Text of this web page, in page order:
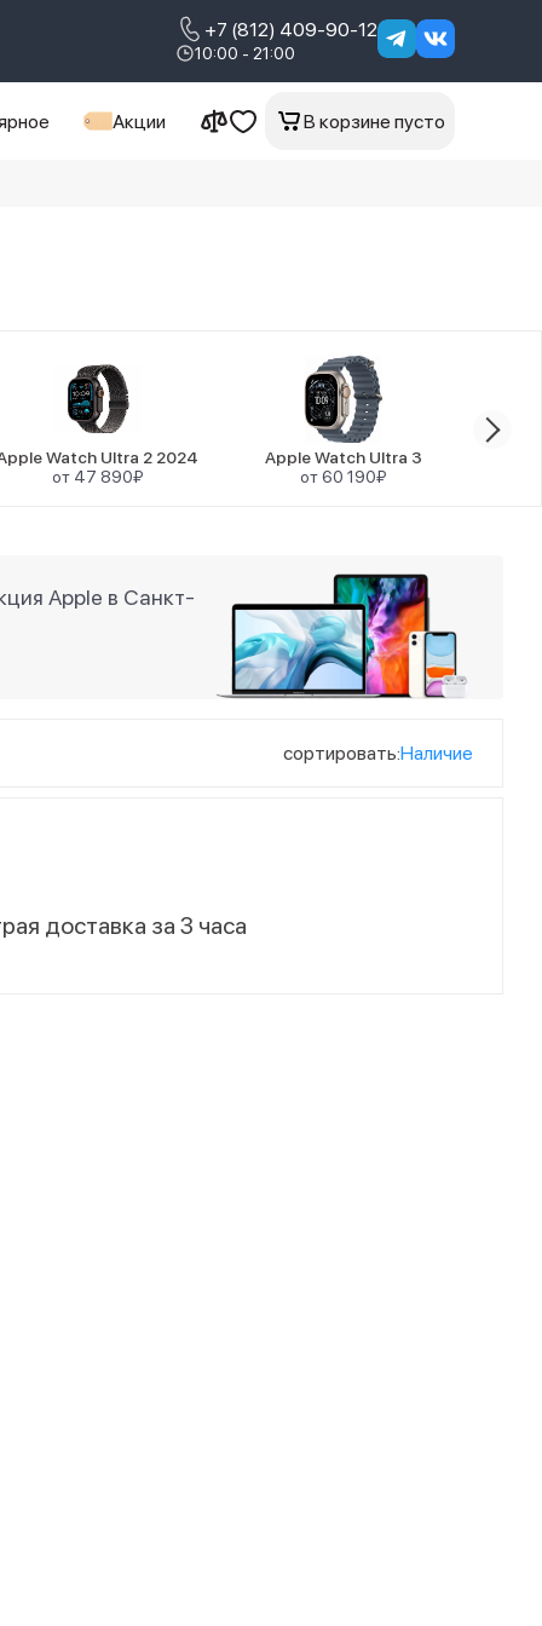
+7 (812) 409-90-12
10:00 - 21:00
Акции В корзине пусто
Watch Ultra 2 2024
от 47 890₽
Apple Watch Ultra 3
от 60 190₽
Apple в Санкт-
сортировать:Наличие
доставка за 3 часа